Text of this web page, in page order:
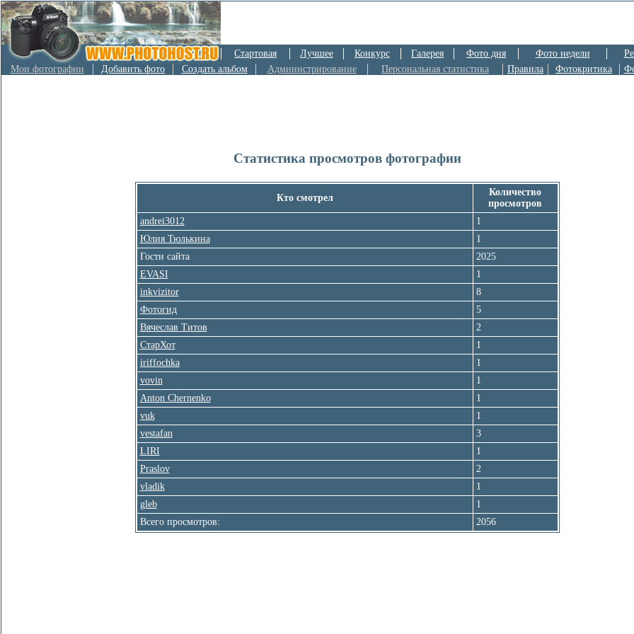
Стартовая Лучшее Конкурс Галерея Фото дня Фото недели
Мои фотографии
Добавить фото Создать альбом Администрирование Персональная статистика Правила Фотокритика
Статистика просмотров фотографии
Кто смотрел
Количество
просмотров
andrei3012
1
Юлия Тюлькина
1
Гости сайта
2025
EVASI
1
inkvizitor
8
Фотогид
5
Вячеслав Титов
2
СтарХот
1
iriffochka
1
vovin
1
Anton Chernenko
1
vuk
1
vestafan
3
LIRI
1
Praslov
2
vladik
1
gleb
1
Всего просмотров:
2056